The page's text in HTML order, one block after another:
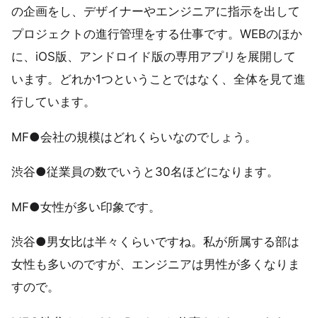
の企画をし、デザイナーやエンジニアに指示を出して
プロジェクトの進行管理をする仕事です。WEBのほか
に、iOS版、アンドロイド版の専用アプリを展開して
います。どれか1つということではなく、全体を見て進
行しています。
MF●会社の規模はどれくらいなのでしょう。
渋谷●従業員の数でいうと30名ほどになります。
MF●女性が多い印象です。
渋谷●男女比は半々くらいですね。私が所属する部は
女性も多いのですが、エンジニアは男性が多くなりま
すので。